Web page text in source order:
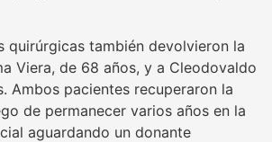
quirúrgicas también devolvieron la
Viera, de 68 años, y a Cleodovaldo
Ambos pacientes recuperaron la
de permanecer varios años en la
aguardando un donante